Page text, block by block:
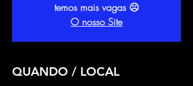
temos mais vagas ☹
O nosso Site
QUANDO / LOCAL